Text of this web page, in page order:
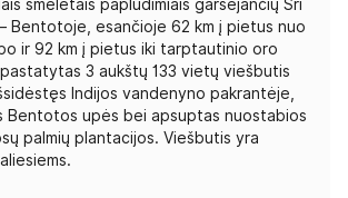
smėlėtais paplūdimiais garsėjančių Šri
Bentotoje, esančioje 62 km į pietus nuo
ir 92 km į pietus iki tarptautinio oro
3 aukštų 133 vietų viešbutis
Indijos vandenyno pakrantėje,
Bentotos upės bei apsuptas nuostabios
palmių plantacijos. Viešbutis yra